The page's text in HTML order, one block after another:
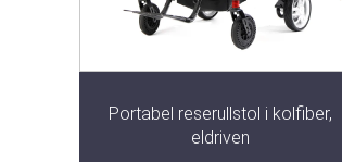
Portabel reserullstol i kolfiber,
eldriven